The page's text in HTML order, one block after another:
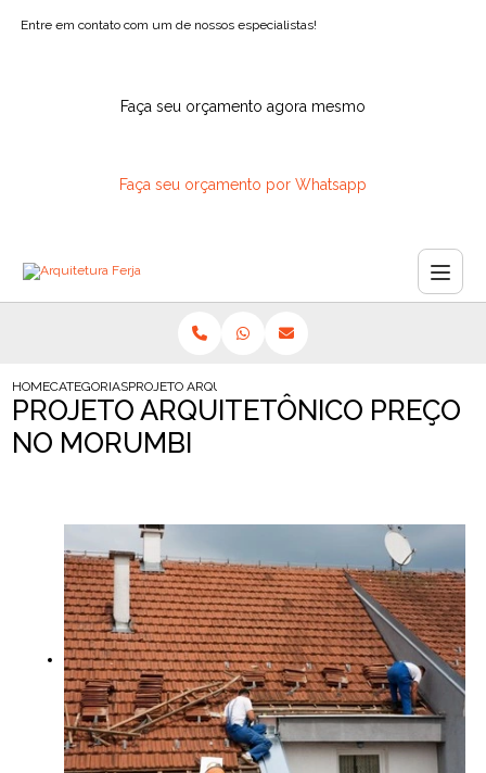
Entre em contato com um de nossos especialistas!
Faça seu orçamento agora mesmo
Faça seu orçamento por Whatsapp
HOMECATEGORIASPROJETO ARQUITETONICO PRECO NO MORUMBI
PROJETO ARQUITETÔNICO PREÇO
NO MORUMBI